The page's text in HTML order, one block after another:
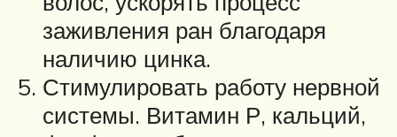
заживления ран благодаря
наличию цинка.
Стимулировать работу нервной
системы. Витамин Р, кальций,